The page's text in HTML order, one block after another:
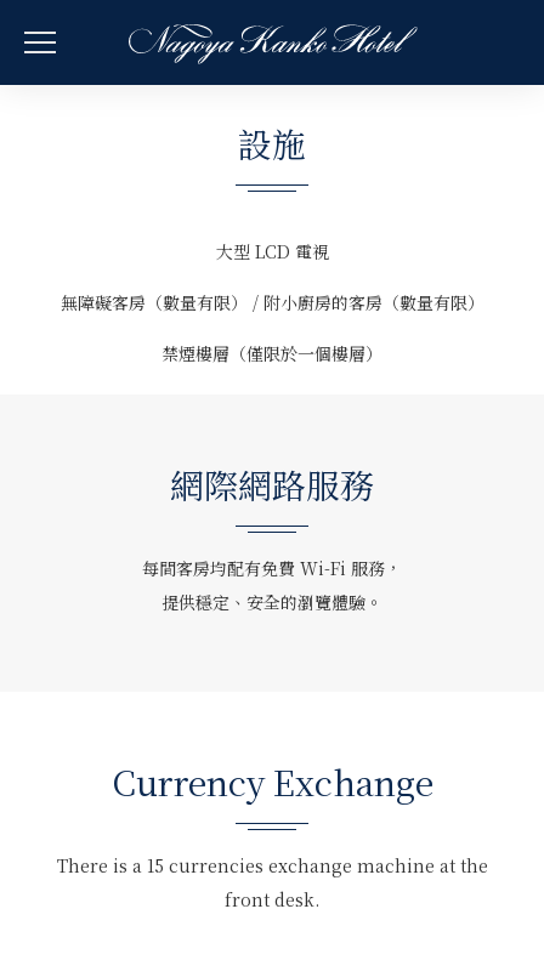
設施
大型 LCD 電視
無障礙客房（數量有限） / 附小廚房的客房（數量有限）
禁煙樓層（僅限於一個樓層）
網際網路服務
每間客房均配有免費 Wi-Fi 服務，
提供穩定、安全的瀏覽體驗。
Currency Exchange
There is a 15 currencies exchange machine at the
front desk.